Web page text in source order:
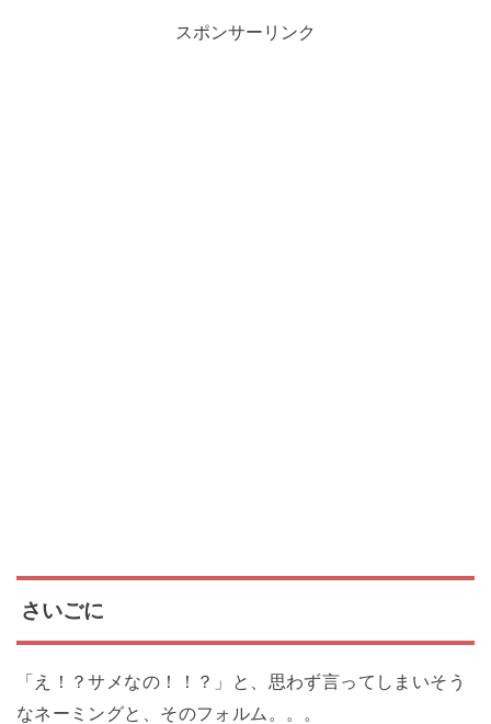
スポンサーリンク
さいごに
「え！？サメなの！！？」と、思わず言ってしまいそう
なネーミングと、そのフォルム。。。